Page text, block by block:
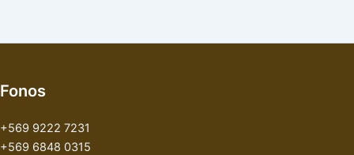
Fonos
+569 9222 7231
+569 6848 0315